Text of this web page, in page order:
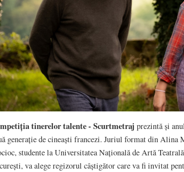
tinerelor talente - Scurtmetraj prezintă și
generație de cineaști francezi. Juriul format din Alina
studente la Universitatea Națională de Artă
va alege regizorul câștigător care va fi invitat